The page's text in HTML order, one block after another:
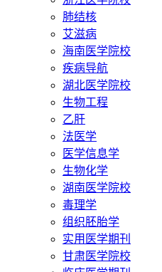
肺结核
艾滋病
海南医学院校
疾病导航
湖北医学院校
生物工程
乙肝
法医学
医学信息学
生物化学
湖南医学院校
毒理学
组织胚胎学
实用医学期刊
甘肃医学院校